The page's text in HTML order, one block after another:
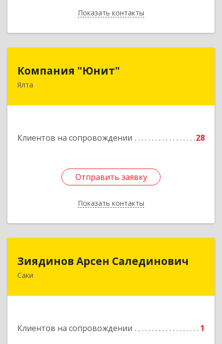
Показать контакты
Назад
Компания "Юнит"
Ялта
Клиентов на сопровождении 28
Отправить заявку
Показать контакты
298600, Крым Респ, Ялта г, Васильева ул, дом №
Отправить заявку
Назад
Зиядинов Арсен Салединович
Саки
Клиентов на сопровождении 1